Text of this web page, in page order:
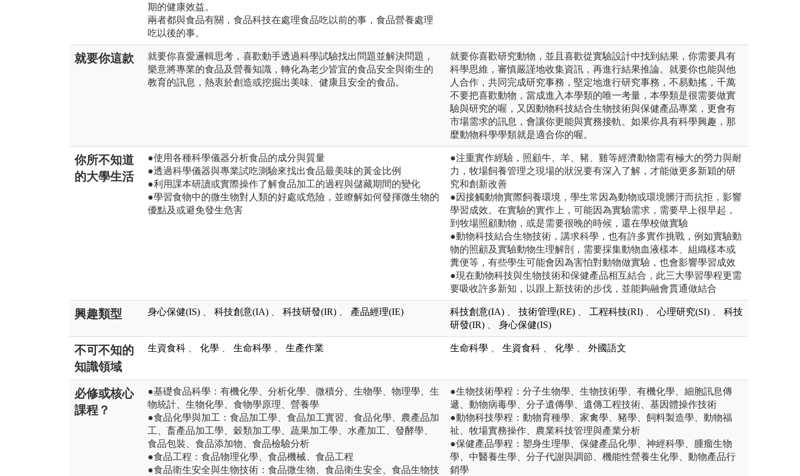
期的健康效益。
兩者都與食品有關，食品科技在處理食品吃以前的事，食品營養處理
吃以後的事。
就要你這款
就要你喜愛邏輯思考，喜歡動手透過科學試驗找出問題並解決問題，
樂意將專業的食品及營養知識，轉化為老少皆宜的食品安全與衛生的
教育的訊息，熱衷於創造或挖掘出美味、健康且安全的食品。
就要你喜歡研究動物，並且喜歡從實驗設計中找到結果，你需要具有
科學思維，審慎嚴謹地收集資訊，再進行結果推論。就要你也能與他
人合作，共同完成研究事務，堅定地進行研究事務，不易動搖，千萬
不要把喜歡動物，當成進入本學類的唯一考量，本學類是很需要做實
驗與研究的喔，又因動物科技結合生物技術與保健產品專業，更會有
市場需求的訊息，會讓你更能與實務接軌。如果你具有科學興趣，那
麼動物科學學類就是適合你的喔。
你所不知道
的大學生活
●使用各種科學儀器分析食品的成分與質量
●透過科學儀器與專業試吃測驗來找出食品最美味的黃金比例
●利用課本研讀或實際操作了解食品加工的過程與儲藏期間的變化
●學習食物中的微生物對人類的好處或危險，並瞭解如何發揮微生物的
優點及或避免發生危害
●注重實作經驗，照顧牛、羊、豬、雞等經濟動物需有極大的勞力與耐
力，牧場飼養管理之現場的狀況要有深入了解，才能做更多新穎的研
究和創新改善
●因接觸動物實際飼養環境，學生常因為動物或環境髒汙而抗拒，影響
學習成效。在實驗的實作上，可能因為實驗需求，需要早上很早起，
到牧場照顧動物，或是需要很晚的時候，還在學校做實驗
●動物科技結合生物技術，講求科學，也有許多實作挑戰，例如實驗動
物的照顧及實驗動物生理解剖，需要採集動物血液樣本、組織樣本或
糞便等，有些學生可能會因為害怕對動物做實驗，也會影響學習成效
●現在動物科技與生物技術和保健產品相互結合，此三大學習學程更需
要吸收許多新知，以跟上新技術的步伐，並能夠融會貫通做結合
興趣類型 身心保健(IS) 科技創意(IA) 科技研發(IR) 產品經理(IE) 科技創意(IA) 技術管理(RE) 工程科技(RI) 心理研究(SI)
科技
研發(IR)
身心保健(IS)
不可不知的
知識領域
生資食科 化學 生命科學 生產作業 生命科學 生資食科 化學 外國語文
必修或核心
課程？
●基礎食品科學：有機化學、分析化學、微積分、生物學、物理學、生
物統計、生物化學、食物學原理、營養學
●食品化學與加工：食品加工學、食品加工實習、食品化學、農產品加
工、畜產品加工學、穀類加工學、蔬果加工學、水產加工、發酵學、
食品包裝、食品添加物、食品檢驗分析
●食品工程：食品物理化學、食品機械、食品工程
●食品衛生安全與生物技術：食品微生物、食品衛生安全、食品生物技
●生物技術學程：分子生物學、生物技術學、有機化學、細胞訊息傳
遞、動物病毒學、分子遺傳學、遺傳工程技術、基因體操作技術
●動物科技學程：動物育種學、家禽學、豬學、飼料製造學、動物福
祉、牧場實務操作、農業科技管理與產業分析
●保健產品學程：塑身生理學、保健產品化學、神經科學、腫瘤生物
學、中醫養生學、分子代謝與調節、機能性營養生化學、動物產品行
銷學